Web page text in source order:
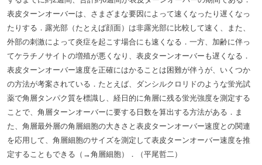
表皮ターンオーバーは、さまざまな要因によって速くなったり遅くなっ
たりする．露光部（たとえば顔面）は非露光部に比較して速く、また、
外部の刺激によって炎症を起こす場合にも速くなる．一方、加齢に伴っ
てケラチノサイトの増殖が悪くなり、表皮ターンオーバーも遅くなる．
表皮ターンオーバー速度を正確にはかることは困難が伴うが、いくつか
の方法が考案されている．たとえば、ダンシルクロリドのような蛍光試
薬で角層タンパク質を標識し、経日的に角層に残る蛍光強度を測定する
ことで、角層ターンオーバーに要する日数を算出する方法がある．ま
た、角層最外層の角層細胞の大きさと表皮ターンオーバー速度との関連
を応用して、角層細胞のサイズを測定して表皮ターンオーバー速度を推
定することもできる（→角層細胞）．（平尾哲二）